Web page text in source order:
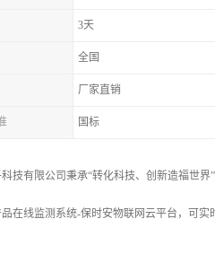
3天
全国
厂家直销
国标
技有限公司秉承“转化科技、创新造福世
在线监测系统-保时安物联网云平台，可